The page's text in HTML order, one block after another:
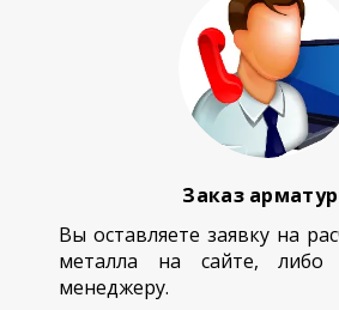
Заказ
Вы оставляете заявку на
металла на сайте, либо
менеджеру.